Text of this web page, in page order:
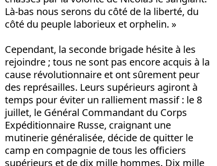
Là-bas nous serons du côté de la liberté, du
côté du peuple laborieux et orphelin. »
Cependant, la seconde brigade hésite à les
rejoindre ; tous ne sont pas encore acquis à la
cause révolutionnaire et ont sûrement peur
des représailles. Leurs supérieurs agiront à
temps pour éviter un ralliement massif : le 8
juillet, le Général Commandant du Corps
Expéditionnaire Russe, craignant une
mutinerie généralisée, décide de quitter le
camp en compagnie de tous les officiers
supérieurs et de dix mille hommes. Dix mille